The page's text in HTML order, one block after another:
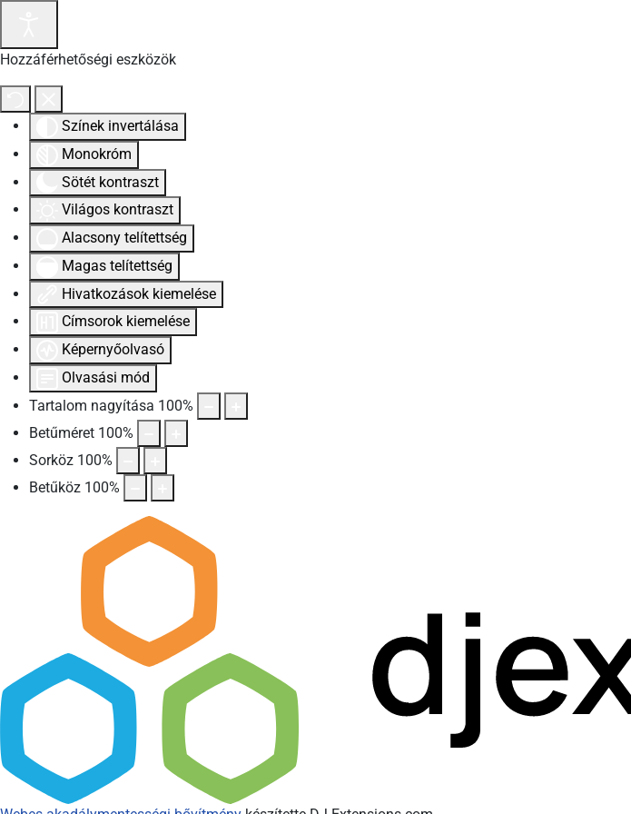
Hozzáférhetőségi eszközök
Színek invertálása
Monokróm
Sötét kontraszt
Világos kontraszt
Alacsony telítettség
Magas telítettség
Hivatkozások kiemelése
Címsorok kiemelése
Képernyőolvasó
Olvasási mód
Tartalom nagyítása 100%
Betűméret 100%
Sorköz 100%
Betűköz 100%